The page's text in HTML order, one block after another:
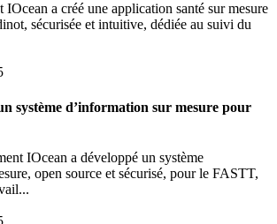
a créé une application santé sur mesure
sécurisée et intuitive, dédiée au suivi du
système d’information sur mesure pour
IOcean a développé un système
open source et sécurisé, pour le FASTT,